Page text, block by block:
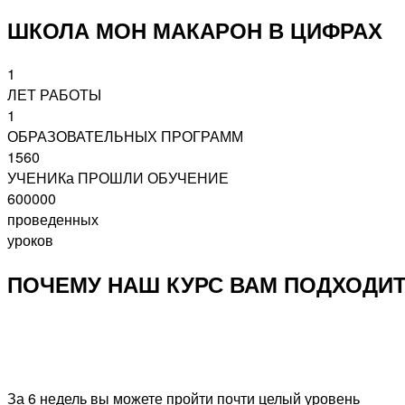
ШКОЛА МОН МАКАРОН В ЦИФРАХ
1
ЛЕТ РАБОТЫ
1
ОБРАЗОВАТЕЛЬНЫХ ПРОГРАММ
1560
УЧЕНИКа ПРОШЛИ ОБУЧЕНИЕ
600000
проведенных
уроков
ПОЧЕМУ НАШ КУРС ВАМ
За 6 недель вы можете пройти почти целый уровень